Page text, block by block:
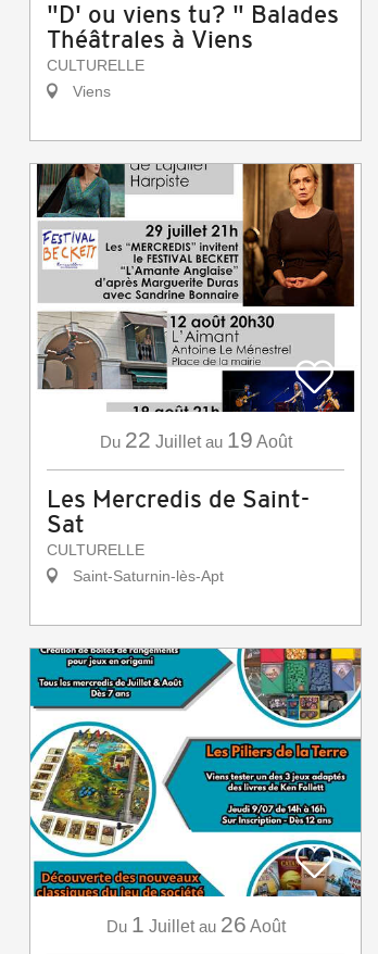
"D' ou viens tu? " Balades
Théâtrales à Viens
CULTURELLE
Viens
Du 22 Juillet au 19 Août
Les Mercredis de Saint-
Sat
CULTURELLE
Saint-Saturnin-lès-Apt
Du 1 Juillet au 26 Août